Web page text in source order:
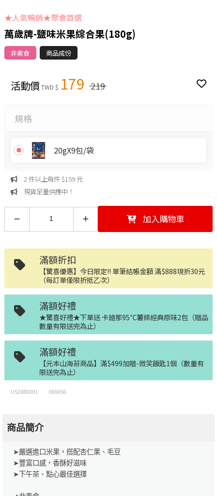
★人氣暢銷★聚會首選
萬歲牌-鹽味米果綜合果(180g)
非素食 商品成份
活動價TWD $ 179 219
規格
20gX9包/袋
2 件以上每件 $159 元
現貨足量供應中！
加入購物車
滿額折扣
【驚喜優惠】今日限定!! 單筆結帳金額 滿$888現折30元
（每訂單僅限折抵乙次）
滿額好禮
★驚喜好禮★下單送 卡廸那95℃薯條經典原味2包（贈品
數量有限送完為止）
滿額好禮
【元本山海苔商品】滿$499加贈-微笑飯匙1個（數量有
限送完為止）
U52080001 066656
商品簡介
➤嚴選進口米果，搭配杏仁果、毛豆
➤豐富口感，香酥好滋味
➤下午茶、點心最佳選擇